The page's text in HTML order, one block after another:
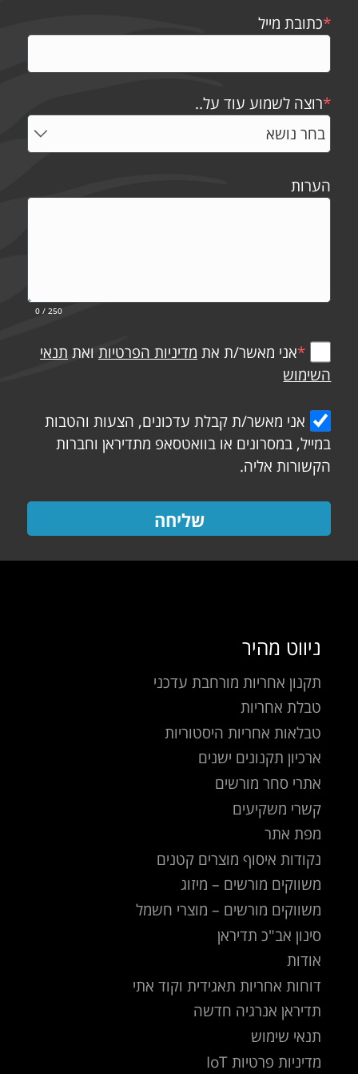
*כתובת מייל
*רוצה לשמוע עוד על..
הערות
0 / 250
*אני מאשר/ת את מדיניות הפרטיות ואת תנאי
השימוש
אני מאשר/ת קבלת עדכונים, הצעות והטבות
במייל, במסרונים או בוואטסאפ מתדיראן וחברות
הקשורות אליה.
שליחה
ניווט מהיר
תקנון אחריות מורחבת עדכני
טבלת אחריות
טבלאות אחריות היסטוריות
ארכיון תקנונים ישנים
אתרי סחר מורשים
קשרי משקיעים
מפת אתר
נקודות איסוף מוצרים קטנים
משווקים מורשים – מיזוג
משווקים מורשים – מוצרי חשמל
סינון אב"כ תדיראן
אודות
דוחות אחריות תאגידית וקוד אתי
תדיראן אנרגיה חדשה
תנאי שימוש
מדיניות פרטיות IoT